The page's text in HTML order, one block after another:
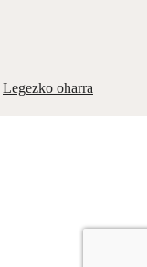
Legezko oharra